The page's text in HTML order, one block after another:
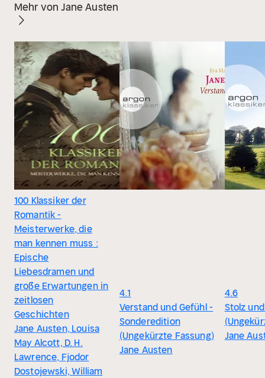
Mehr von Jane Austen
100 Klassiker der
Romantik -
Meisterwerke, die
man kennen muss :
Epische
Liebesdramen und
große Erwartungen in
zeitlosen
Geschichten
Jane Austen, Louisa
May Alcott, D. H.
Lawrence, Fjodor
Dostojewski, William
4.1
Verstand und Gefühl -
Sonderedition
(Ungekürzte Fassung)
Jane Austen
4.6
Stolz
Jane